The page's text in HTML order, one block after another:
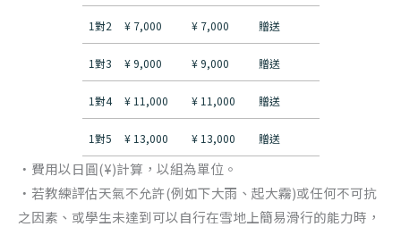
1對2 ¥ 7,000 ¥ 7,000 贈送
1對3 ¥ 9,000 ¥ 9,000 贈送
1對4 ¥ 11,000 ¥ 11,000 贈送
1對5 ¥ 13,000 ¥ 13,000 贈送
‧費用以日圓(¥)計算，以組為單位。
‧若教練評估天氣不允許(例如下大雨、起大霧)或任何不可抗
之因素、或學生未達到可以自行在雪地上簡易滑行的能力時，